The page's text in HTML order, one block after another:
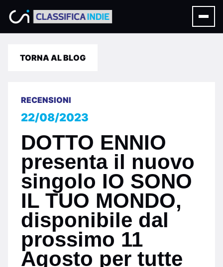
TORNA AL BLOG
RECENSIONI
22/08/2023
DOTTO ENNIO
presenta il nuovo
singolo IO SONO
IL TUO MONDO,
disponibile dal
prossimo 11
Agosto per tutte